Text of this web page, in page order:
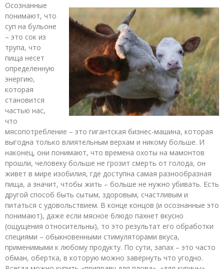
Осознанные
понимают, что
суп на бульоне
– это сок из
трупа, что
пища несет
определенную
энергию,
которая
становится
частью нас,
что
мясопотребление – это гигантская бизнес-машина, которая
выгодна только влиятельным верхам и никому больше. И
наконец, они понимают, что времена охоты на мамонтов
прошли, человеку больше не грозит смерть от голода, он
живет в мире изобилия, где доступна самая разнообразная
пища, а значит, чтобы жить – больше не нужно убивать. Есть
другой способ быть сытым, здоровым, счастливым и
питаться с удовольствием. В конце концов (и осознанные это
понимают), даже если мясное блюдо пахнет вкусно
(ощущения относительны), то это результат его обработки
специями – обыкновенными стимуляторами вкуса,
применимыми к любому продукту. По сути, запах – это часто
обман, обертка, в которую можно завернуть что угодно.